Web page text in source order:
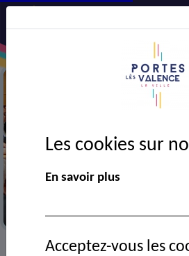
> Contact >GIRARD
Les cookies sur
En savoir plus
Acceptez-vous les